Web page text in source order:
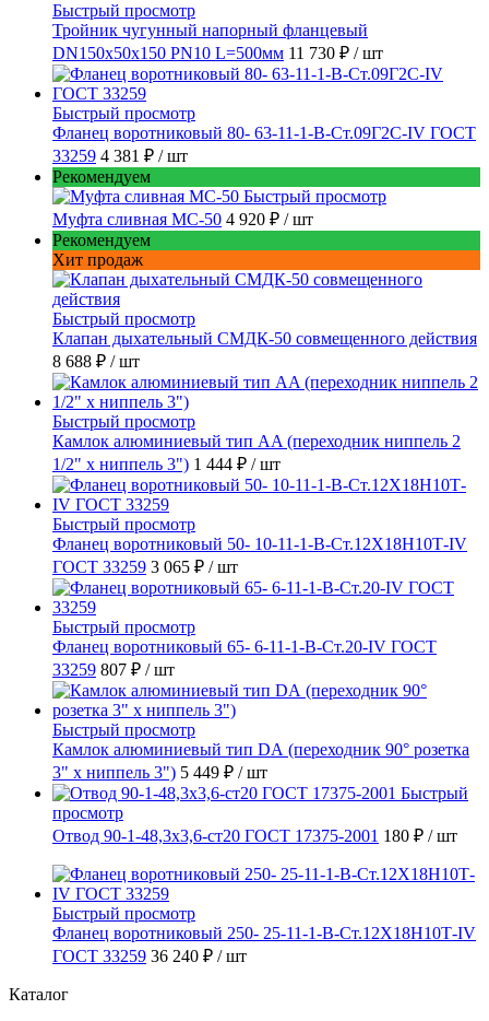
Быстрый просмотр
Тройник чугунный напорный фланцевый
DN150х50х150 PN10 L=500мм 11 730 ₽ / шт
Быстрый просмотр
Фланец воротниковый 80- 63-11-1-B-Ст.09Г2С-IV ГОСТ
33259 4 381 ₽ / шт
Рекомендуем
Быстрый просмотр
Муфта сливная МС-50 4 920 ₽ / шт
Рекомендуем
Хит продаж
Быстрый просмотр
Клапан дыхательный СМДК-50 совмещенного действия
8 688 ₽ / шт
Быстрый просмотр
Камлок алюминиевый тип AA (переходник ниппель 2
1/2" х ниппель 3") 1 444 ₽ / шт
Быстрый просмотр
Фланец воротниковый 50- 10-11-1-B-Ст.12Х18Н10Т-IV
ГОСТ 33259 3 065 ₽ / шт
Быстрый просмотр
Фланец воротниковый 65- 6-11-1-B-Ст.20-IV ГОСТ
33259 807 ₽ / шт
Быстрый просмотр
Камлок алюминиевый тип DА (переходник 90° розетка
3" х ниппель 3") 5 449 ₽ / шт
Быстрый
просмотр
Отвод 90-1-48,3х3,6-ст20 ГОСТ 17375-2001 180 ₽ / шт
Быстрый просмотр
Фланец воротниковый 250- 25-11-1-B-Ст.12Х18Н10Т-IV
ГОСТ 33259 36 240 ₽ / шт
Каталог